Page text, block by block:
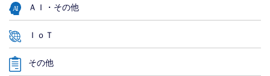
ＡＩ・その他
ＩｏＴ
その他